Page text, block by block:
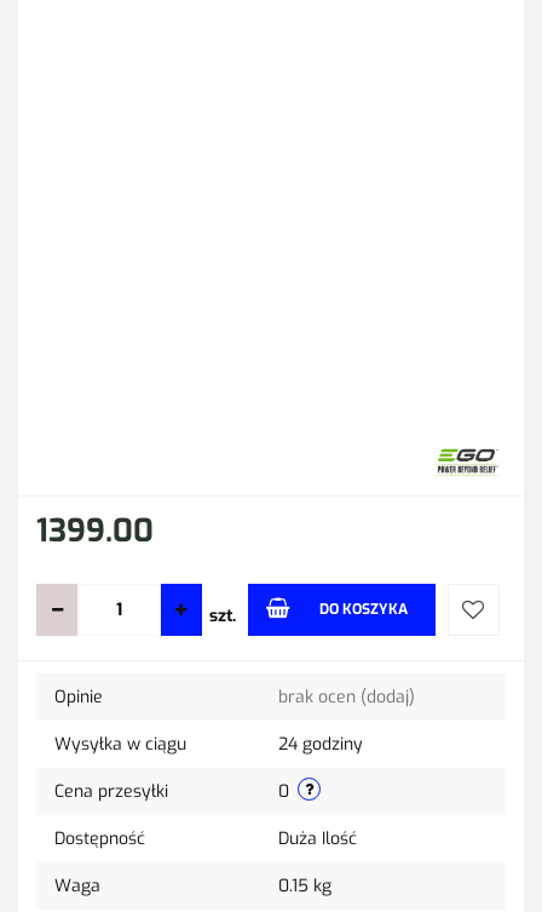
1399.00
szt. DO KOSZYKA
Opinie brak ocen (dodaj)
Wysyłka w ciągu 24 godziny
Cena przesyłki 0
Dostępność Duża Ilość
Waga 0.15 kg